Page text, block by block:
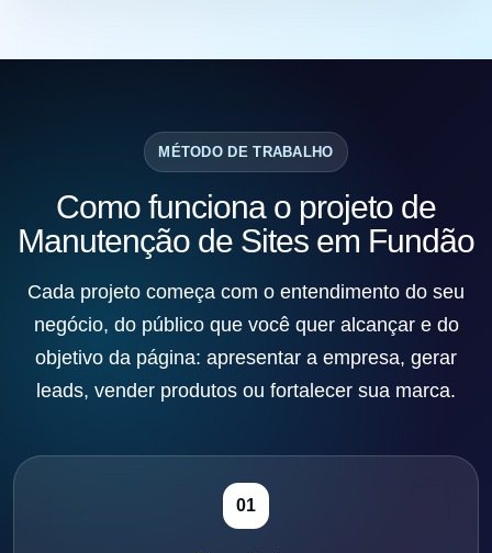
MÉTODO DE TRABALHO
Como funciona o projeto de
Manutenção de Sites em Fundão
Cada projeto começa com o entendimento do seu
negócio, do público que você quer alcançar e do
objetivo da página: apresentar a empresa, gerar
leads, vender produtos ou fortalecer sua marca.
01